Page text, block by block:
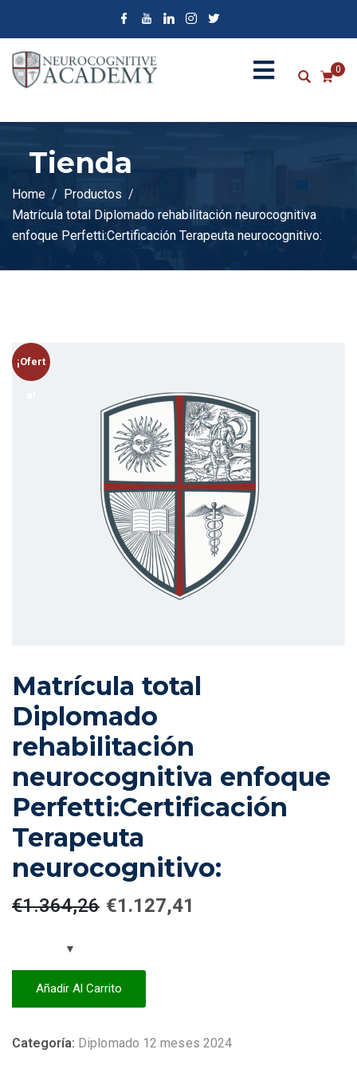
0
Tienda
Home
Productos
Matrícula total Diplomado rehabilitación neurocognitiva
enfoque Perfetti:Certificación Terapeuta neurocognitivo:
¡Ofert
Matrícula total
Diplomado
rehabilitación
neurocognitiva enfoque
Perfetti:Certificación
Terapeuta
neurocognitivo:
€1.364,26 €1.127,41
Añadir Al Carrito
Categoría: Diplomado 12 meses 2024